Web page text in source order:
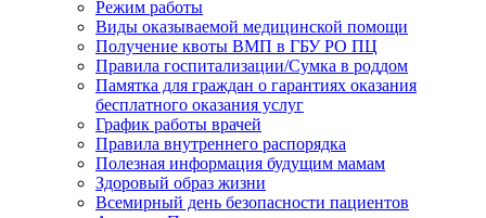
Режим работы
Виды оказываемой медицинской помощи
Получение квоты ВМП в ГБУ РО ПЦ
Правила госпитализации/Сумка в роддом
Памятка для граждан о гарантиях оказания
бесплатного оказания услуг
График работы врачей
Правила внутреннего распорядка
Полезная информация будущим мамам
Здоровый образ жизни
Всемирный день безопасности пациентов